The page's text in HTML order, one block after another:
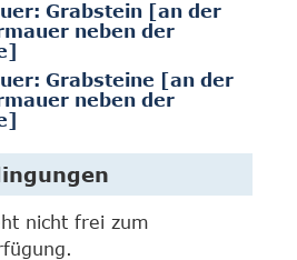
Grabstein [an der
neben der
Grabsteine [an der
neben der
nicht frei zum